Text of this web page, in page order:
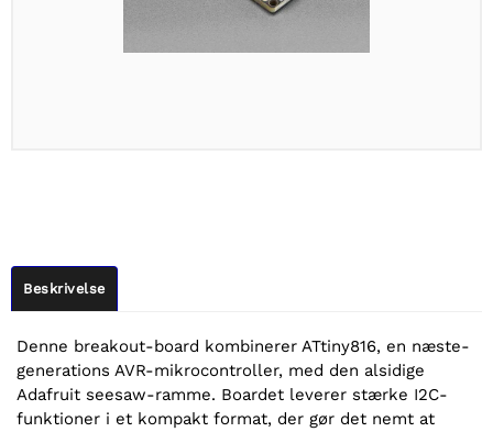
Beskrivelse
Denne breakout-board kombinerer ATtiny816, en næste-
generations AVR-mikrocontroller, med den alsidige
Adafruit seesaw-ramme. Boardet leverer stærke I2C-
funktioner i et kompakt format, der gør det nemt at